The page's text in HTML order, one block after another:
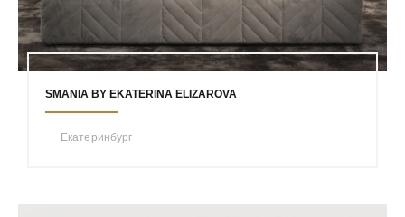
SMANIA BY EKATERINA ELIZAROVA
Екатеринбург